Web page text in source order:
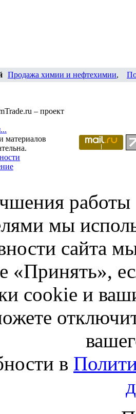
Продажа химии и нефтехимии,
– проект
материалов
работы
мы
сайта
«Принять»,
cookie и
в